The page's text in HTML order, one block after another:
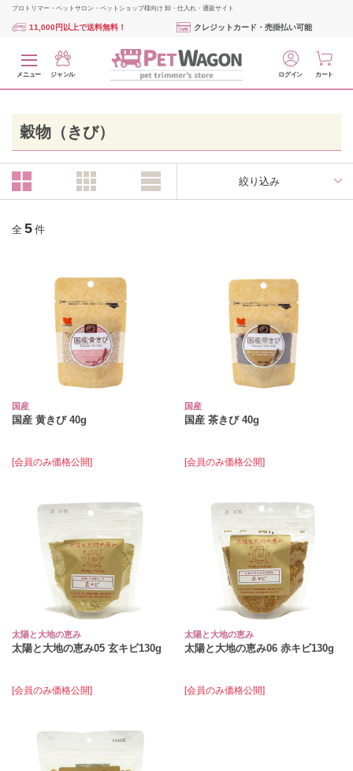
プロトリマー・ペットサロン・ペットショップ様向け 卸・仕入れ・通販サイト
11,000円以上で送料無料！ クレジットカード・売掛払い可能
メニュー ジャンル ログイン カート
穀物（きび）
絞り込み
全 5 件
国産
国産 黄きび 40g
[会員のみ価格公開]
国産
国産 茶きび 40g
[会員のみ価格公開]
太陽と大地の恵み
太陽と大地の恵み05 玄キビ130g
[会員のみ価格公開]
太陽と大地の恵み
太陽と大地の恵み06 赤キビ130g
[会員のみ価格公開]